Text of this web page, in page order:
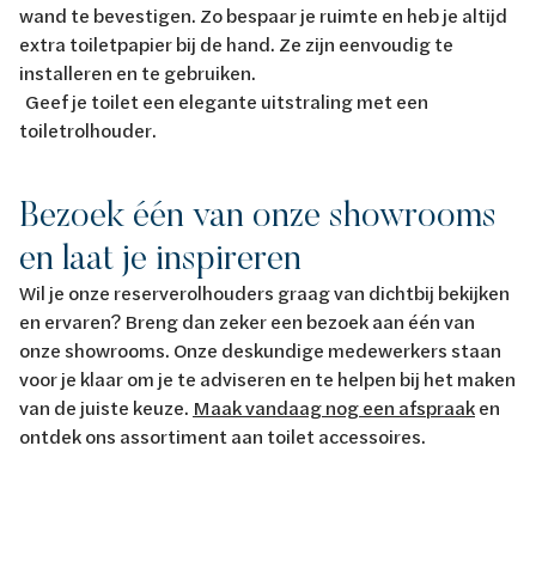
wand te bevestigen. Zo bespaar je ruimte en heb je altijd
extra toiletpapier bij de hand. Ze zijn eenvoudig te
installeren en te gebruiken.
Geef je toilet een elegante uitstraling met een
toiletrolhouder.
Bezoek één van onze showrooms
en laat je inspireren
Wil je onze reserverolhouders graag van dichtbij bekijken
en ervaren? Breng dan zeker een bezoek aan één van
onze showrooms. Onze deskundige medewerkers staan
voor je klaar om je te adviseren en te helpen bij het maken
van de juiste keuze. Maak vandaag nog een afspraaken
ontdek ons assortiment aan toilet accessoires.